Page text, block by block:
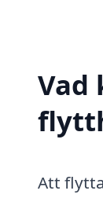
Vad
Att